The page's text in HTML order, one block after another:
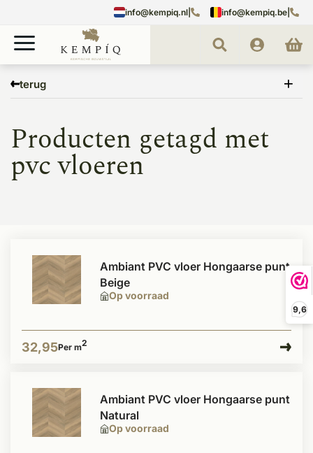
9,6
info@kempiq.nl info@kempiq.be
terug
pvc vloeren
Producten getagd met
pvc vloeren
Op voorraad
Ambiant PVC vloer Hongaarse punt
Beige
32,95Per m2
Op voorraad
Ambiant PVC vloer Hongaarse punt
Natural